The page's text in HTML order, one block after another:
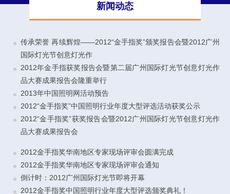
新闻动态
传承荣誉 再续辉煌——2012“金手指奖”颁奖报告会暨2012广州
国际灯光节创意灯光作
2012年金手指获奖报告会暨第二届广州国际灯光节创意灯光作
品大赛成果报告会隆重举行
2013年中国照明网活动预告
2012“金手指奖”中国照明行业年度大型评选活动获奖公示
2012“金手指奖”获奖报告会暨2012广州国际灯光节创意灯光作
品大赛成果报告会
2012金手指奖华南地区专家现场评审会圆满完成
2012金手指奖华南地区专家现场评审会通知
倒计时：2012广州国际灯光节即将开幕
2012金手指奖中国照明行业年度大型评选颁奖典礼！